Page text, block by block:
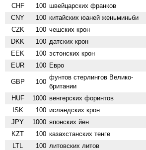
CHF 100 швейцарских франков
CNY 100 китайских юаней женьминьби
CZK 100 чешских крон
DKK 100 датских крон
EEK 100 эстонских крон
EUR 100 Евро
GBP 100
фунтов стерлингов Велико­
британии
HUF 1000 венгерских форинтов
ISK 100 исландских крон
JPY 1000 японских йен
KZT 100 казахстанских тенге
LTL 100 литовских литов